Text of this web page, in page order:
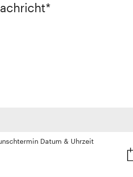
Datum & Uhrzeit